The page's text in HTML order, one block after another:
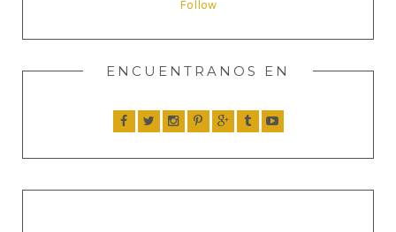
Follow
ENCUENTRANOS EN